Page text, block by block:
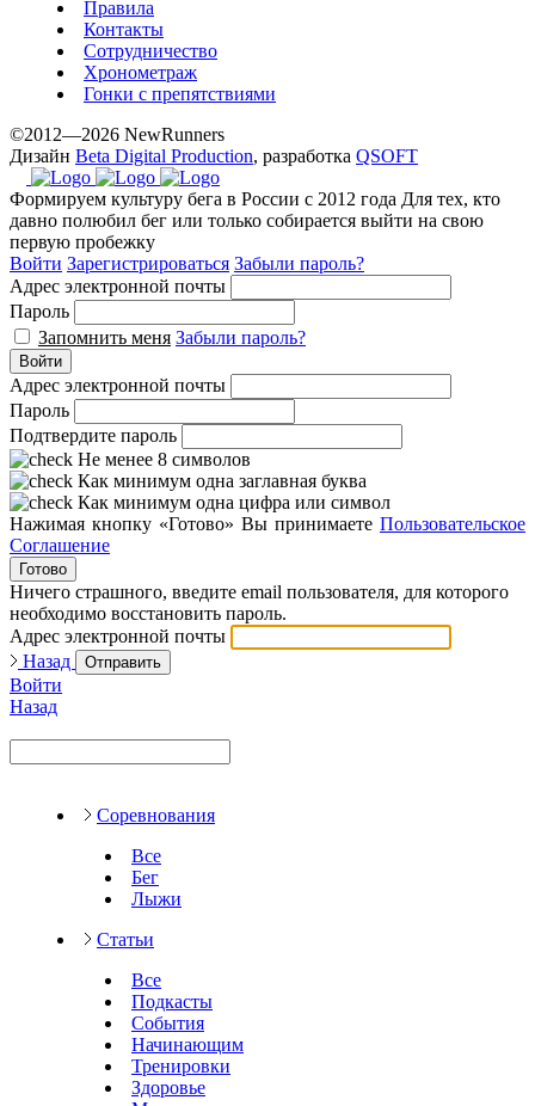
Правила
Контакты
Сотрудничество
Хронометраж
Гонки с препятствиями
©2012—2026 NewRunners
Дизайн Beta Digital Production, разработка QSOFT
Формируем культуру бега в России с 2012 года Для тех, кто
давно полюбил бег или только собирается выйти на свою
первую пробежку
Войти Зарегистрироваться Забыли пароль?
Адрес электронной почты
Пароль
Запомнить меня Забыли пароль?
Войти
Адрес электронной почты
Пароль
Подтвердите пароль
Не менее 8 символов
Как минимум одна заглавная буква
Как минимум одна цифра или символ
Нажимая кнопку «Готово» Вы принимаете Пользовательское
Соглашение
Готово
Ничего страшного, введите email пользователя, для которого
необходимо восстановить пароль.
Адрес электронной почты
Назад
Отправить
Войти
Назад
Соревнования
Все
Бег
Лыжи
Статьи
Все
Подкасты
События
Начинающим
Тренировки
Здоровье